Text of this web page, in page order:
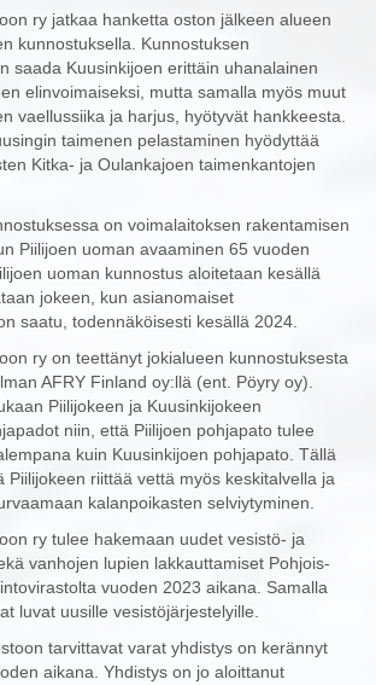
ry jatkaa hanketta oston jälkeen alueen
kunnostuksella. Kunnostuksen
saada Kuusinkijoen erittäin uhanalainen
elinvoimaiseksi, mutta samalla myös muut
vaellussiika ja harjus, hyötyvät hankkeesta.
taimenen pelastaminen hyödyttää
Kitka- ja Oulankajoen taimenkantojen
on voimalaitoksen rakentamisen
Piilijoen uoman avaaminen 65 vuoden
uoman kunnostus aloitetaan kesällä
jokeen, kun asianomaiset
saatu, todennäköisesti kesällä 2024.
ry on teettänyt jokialueen kunnostuksesta
AFRY Finland oy:llä (ent. Pöyry oy).
Piilijokeen ja Kuusinkijokeen
niin, että Piilijoen pohjapato tulee
kuin Kuusinkijoen pohjapato. Tällä
Piilijokeen riittää vettä myös keskitalvella ja
kalanpoikasten selviytyminen.
ry tulee hakemaan uudet vesistö- ja
vanhojen lupien lakkauttamiset Pohjois-
vuoden 2023 aikana. Samalla
luvat uusille vesistöjärjestelyille.
tarvittavat varat yhdistys on kerännyt
aikana. Yhdistys on jo aloittanut